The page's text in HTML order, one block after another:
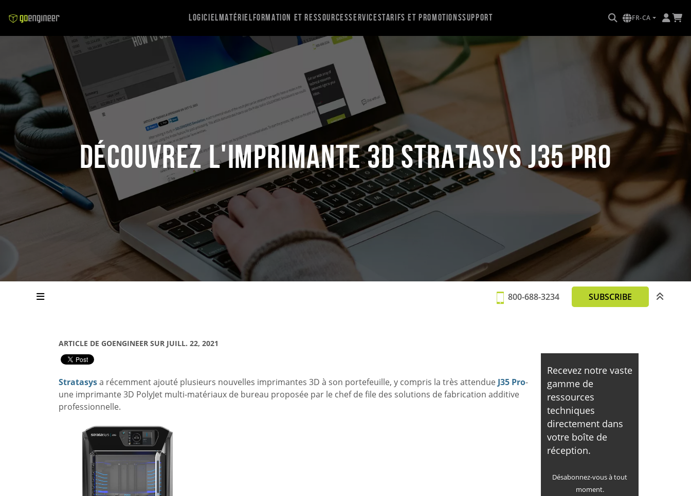
LogicielMatérielFormation et ressourcesServicesTarifs et promotionsSupport FR-CA
Découvrez l'imprimante 3D Stratasys J35 Pro
800-688-3234 SUBSCRIBE
ARTICLE DE GOENGINEER SUR JUILL. 22, 2021
Stratasysa récemment ajouté plusieurs nouvelles imprimantes 3D à son portefeuille, y compris la très attendue J35 Pro-
une imprimante 3D PolyJet multi-matériaux de bureau proposée par le chef de file des solutions de fabrication additive
professionnelle.
Recevez notre vaste
gamme de
ressources
techniques
directement dans
votre boîte de
réception.
Désabonnez-vous à tout
moment.